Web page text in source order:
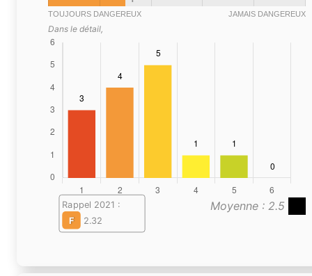
TOUJOURS DANGEREUX JAMAIS DANGEREUX
Dans le détail,
Moyenne : 2.5
Rappel 2021 :
F
2.32